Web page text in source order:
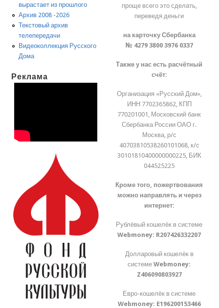
вырастает из прошлого
Архив 2008 -2026
Текстовый архив
телепередачи
Видеоколлекция Русского
Дома
Реклама
проще всего это сделать,
переведя деньги
на карточку Сбербанка
№ 4279 3800 3976 0337
Также у нас есть расчётный
счёт:
Организация «Русский Дом»,
ИНН 7702365862, КПП
770201001, Московский банк
Сбербанка России ОАО г.
Москва, р/с
40703810538260101068, к/с
30101810400000000225, БИК
044525225
Кроме того, пожертвования
можно направлять и через
интернет:
Рублёвый кошелёк в системе
Webmoney: R207426332207
Долларовый кошелёк в
системеWebmoney:
Z406090803927
Евро-кошелёк в системе
Webmoney: E196200153466